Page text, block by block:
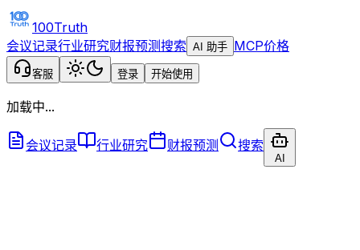
100Truth
会议记录行业研究财报预测搜索 AI 助手 MCP价格
客服 登录 开始使用
加载中...
会议记录 行业研究 财报预测 搜索
AI